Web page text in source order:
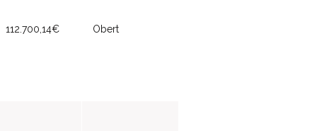
112.700,14€ Obert